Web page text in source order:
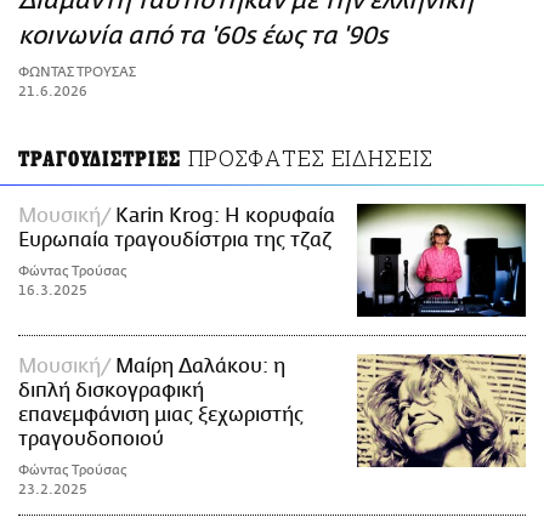
ΑΜΠΑ
PRINT
κοινωνία από τα '60s έως τα '90s
ΦΩΝΤΑΣ ΤΡΟΥΣΑΣ
21.6.2026
ΤΡΑΓΟΥΔΙΣΤΡΙΕΣ ΠΡΟΣΦΑΤΕΣ ΕΙΔΗΣΕΙΣ
Μουσική
Karin Krog: Η κορυφαία
Ευρωπαία τραγουδίστρια της τζαζ
Φώντας Τρούσας
16.3.2025
Μουσική
Μαίρη Δαλάκου: η
διπλή δισκογραφική
επανεμφάνιση μιας ξεχωριστής
τραγουδοποιού
Φώντας Τρούσας
23.2.2025